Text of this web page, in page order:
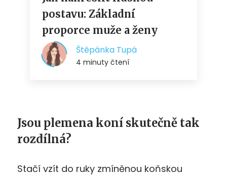
Jsou plemena koní skutečně tak
rozdílná?
Stačí vzít do ruky zmíněnou koňskou